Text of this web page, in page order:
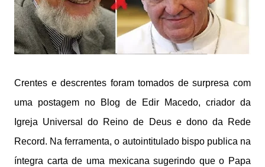
Crentes e descrentes foram tomados de surpresa com
uma postagem no Blog de Edir Macedo, criador da
Igreja Universal do Reino de Deus e dono da Rede
Record. Na ferramenta, o autointitulado bispo publica na
íntegra carta de uma mexicana sugerindo que o Papa